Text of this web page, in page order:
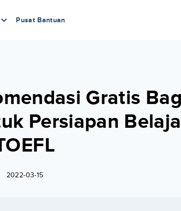
Pusat Bantuan
Gratis
Persiapan
2022-03-15